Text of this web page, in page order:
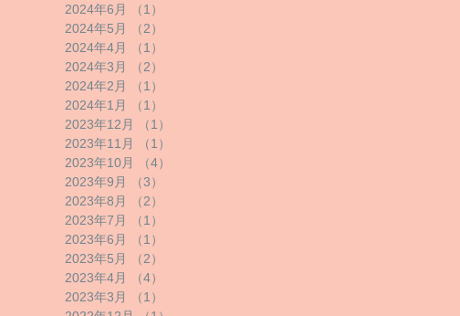
2024年6月
（1）
2024年5月
（2）
2024年4月
（1）
2024年3月
（2）
2024年2月
（1）
2024年1月
（1）
2023年12月
（1）
2023年11月
（1）
2023年10月
（4）
2023年9月
（3）
2023年8月
（2）
2023年7月
（1）
2023年6月
（1）
2023年5月
（2）
2023年4月
（4）
2023年3月
（1）